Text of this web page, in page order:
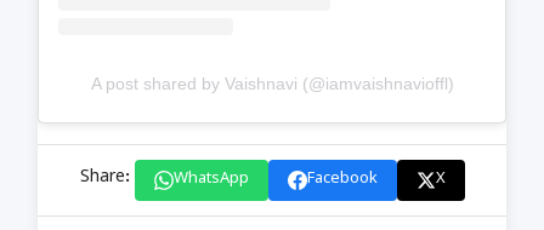
A post shared by Vaishnavi (@iamvaishnavioffl)
Share: WhatsApp Facebook X